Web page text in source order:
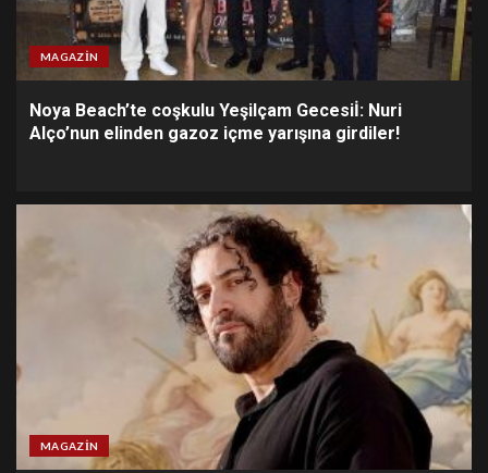
MAGAZIN
Noya Beach’te coşkulu Yeşilçam Gecesiİ: Nuri
Alço’nun elinden gazoz içme yarışına girdiler!
MAGAZIN